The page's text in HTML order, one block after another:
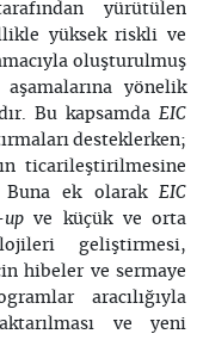
yürütülen
yüksek riskli ve
oluşturulmuş
yönelik
Bu kapsamdaEIC
desteklerken;
ticarileştirilmesine
Buna ek olarakEIC
ve küçük ve orta
geliştirmesi,
hibeler ve sermaye
aracılığıyla
ve yeni